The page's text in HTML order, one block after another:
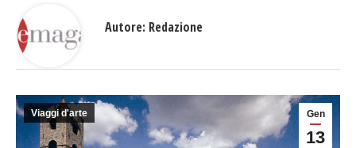
Gen
13
Viaggi d'arte
Autore: Redazione